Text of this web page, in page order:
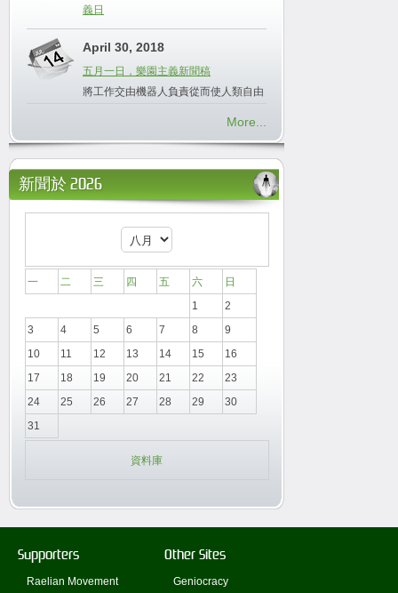
義日
April 30, 2018
五月一日，樂園主義新聞稿
將工作交由機器人負責從而使人類自由
More...
新聞於 2026
一 二 三 四 五 六
日
1
2
3
4 5 6 7 8
9
10
11 12 13 14 15
16
17
18 19 20 21 22
23
24
25 26 27 28 29
30
31
資料庫
Supporters
Raelian Movement
Other Sites
Geniocracy